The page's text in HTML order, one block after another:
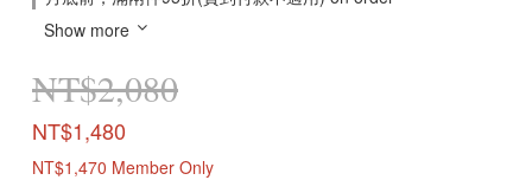
Show more
NT$2,080
NT$1,480
NT$1,470 Member Only